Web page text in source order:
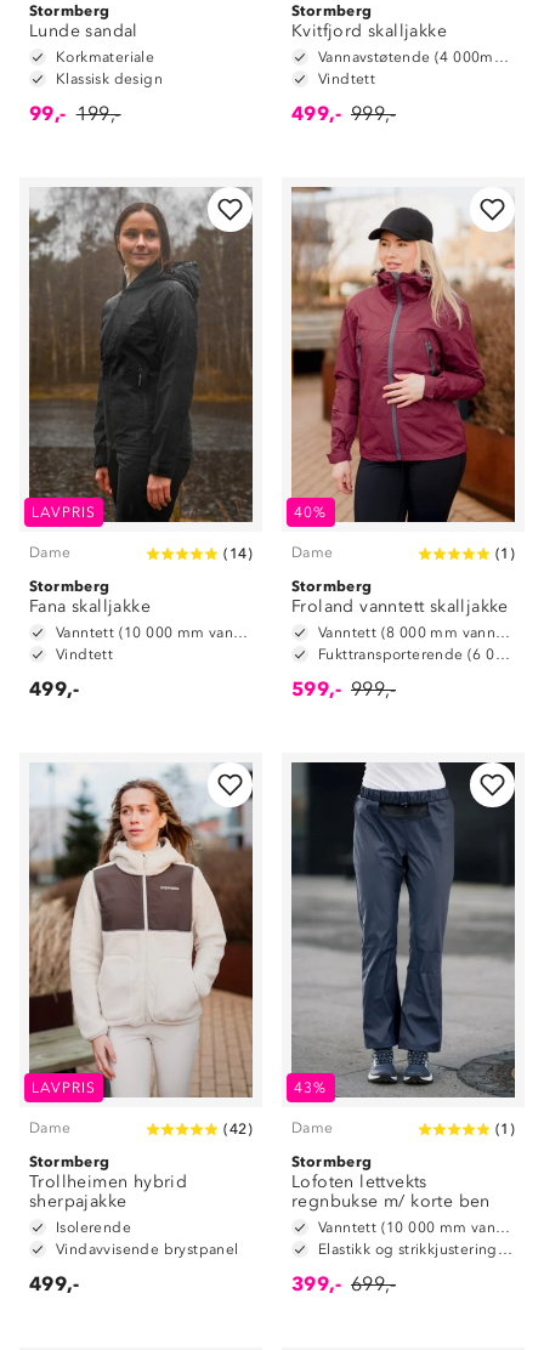
Stormberg
Lunde sandal
Korkmateriale
Klassisk design
99,- 199,-
Stormberg
Kvitfjord skalljakke
Vannavstøtende (4 000mm vannsøyle)
Vindtett
499,- 999,-
LAVPRIS
Dame ( 14)
Stormberg
Fana skalljakke
Vanntett (10 000 mm vannsøyle)
Vindtett
499,-
40%
Dame (1 )
Stormberg
Froland vanntett skalljakke
Vanntett (8 000 mm vannsøyle)
Fukttransporterende (6 000 g/m2/24t)
599,- 999,-
LAVPRIS
Dame (42)
Stormberg
Trollheimen hybrid
sherpajakke
Isolerende
Vindavvisende brystpanel
499,-
43%
Dame (1 )
Stormberg
Lofoten lettvekts
regnbukse m/ korte ben
Vanntett (10 000 mm vannsøyle)
Elastikk og strikkjustering i livet
399,- 699,-